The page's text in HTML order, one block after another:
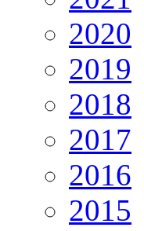
2020
2019
2018
2017
2016
2015